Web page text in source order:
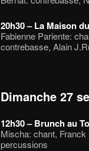
20h30 – La Maison
Fabienne Pariente:
contrebasse, Alain
Dimanche 27
12h30 – Brunch au
Mischa: chant,
percussions